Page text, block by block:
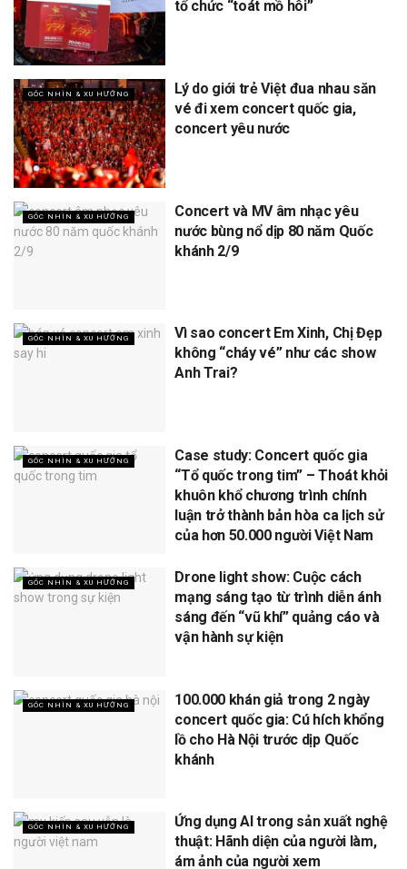
tổ chức “toát mồ hôi”
GÓC NHÌN & XU HƯỚNG
Lý do giới trẻ Việt đua nhau săn
vé đi xem concert quốc gia,
concert yêu nước
GÓC NHÌN & XU HƯỚNG
Concert và MV âm nhạc yêu
nước bùng nổ dịp 80 năm Quốc
khánh 2/9
GÓC NHÌN & XU HƯỚNG
Vì sao concert Em Xinh, Chị Đẹp
không “cháy vé” như các show
Anh Trai?
GÓC NHÌN & XU HƯỚNG
Case study: Concert quốc gia
“Tổ quốc trong tim” – Thoát khỏi
khuôn khổ chương trình chính
luận trở thành bản hòa ca lịch sử
của hơn 50.000 người Việt Nam
GÓC NHÌN & XU HƯỚNG
Drone light show: Cuộc cách
mạng sáng tạo từ trình diễn ánh
sáng đến “vũ khí” quảng cáo và
vận hành sự kiện
GÓC NHÌN & XU HƯỚNG
100.000 khán giả trong 2 ngày
concert quốc gia: Cú hích khổng
lồ cho Hà Nội trước dịp Quốc
khánh
GÓC NHÌN & XU HƯỚNG
Ứng dụng AI trong sản xuất nghệ
thuật: Hãnh diện của người làm,
ám ảnh của người xem